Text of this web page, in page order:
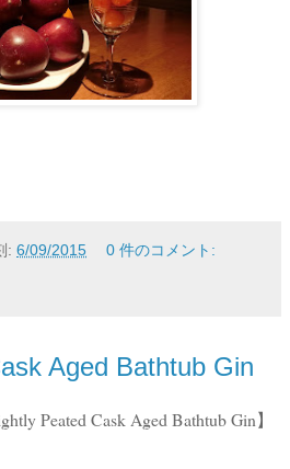
: 6/09/2015 0 件のコメント:
Aged Bathtub Gin
Peated Cask Aged Bathtub Gin 】